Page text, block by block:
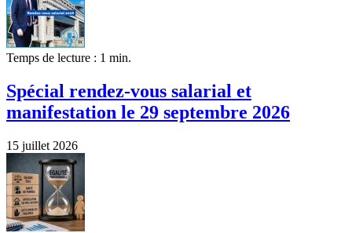
Temps de lecture : 1 min.
Spécial rendez-vous salarial et
manifestation le 29 septembre 2026
15 juillet 2026